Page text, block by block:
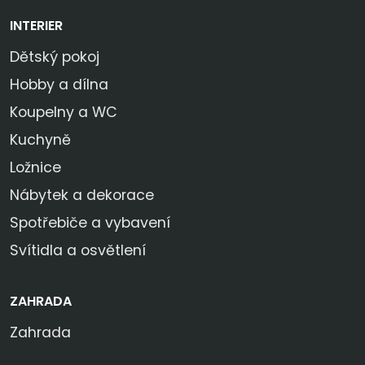
INTERIER
Dětský pokoj
Hobby a dílna
Koupelny a WC
Kuchyně
Ložnice
Nábytek a dekorace
Spotřebiče a vybavení
Svítidla a osvětlení
ZAHRADA
Zahrada